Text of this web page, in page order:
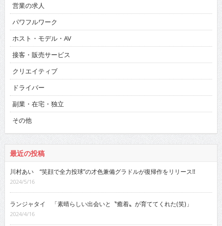
営業の求人
パワフルワーク
ホスト・モデル・AV
接客・販売サービス
クリエイティブ
ドライバー
副業・在宅・独立
その他
最近の投稿
川村あい “笑顔で全力投球”の才色兼備グラドルが復帰作をリリース!!
2024/5/16
ランジャタイ 「素晴らしい出会いと〝癒着〟が育ててくれた(笑)」
2024/4/16